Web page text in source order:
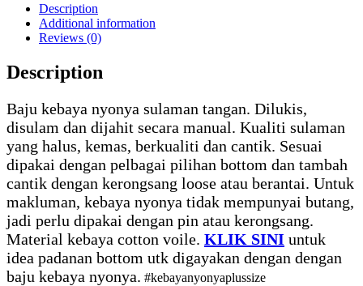
Description
Additional information
Reviews (0)
Description
Baju kebaya nyonya sulaman tangan. Dilukis,
disulam dan dijahit secara manual. Kualiti sulaman
yang halus, kemas, berkualiti dan cantik. Sesuai
dipakai dengan pelbagai pilihan bottom dan tambah
cantik dengan kerongsang loose atau berantai. Untuk
makluman, kebaya nyonya tidak mempunyai butang,
jadi perlu dipakai dengan pin atau kerongsang.
Material kebaya cotton voile. KLIK SINI untuk
idea padanan bottom utk digayakan dengan dengan
baju kebaya nyonya. #kebayanyonyaplussize